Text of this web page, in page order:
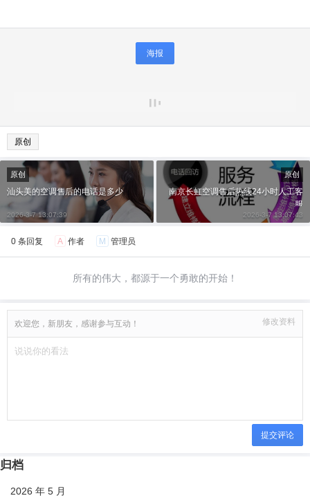
海报
原创
原创
汕头美的空调售后的电话是多少
2026-3-7 13:07:39
原创
南京长虹空调售后热线24小时人工客
服
2026-3-7 13:07:43
0 条回复 A 作者 M 管理员
所有的伟大，都源于一个勇敢的开始！
欢迎您，新朋友，感谢参与互动！ 修改资料
提交评论
归档
2026 年 5 月